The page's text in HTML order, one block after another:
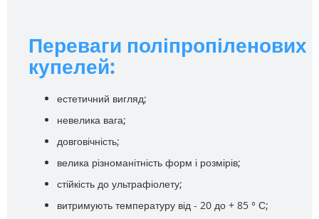
Переваги поліпропіленових
купелей:
естетичний вигляд;
невелика вага;
довговічність;
велика різноманітність форм і розмірів;
стійкість до ультрафіолету;
витримують температуру від - 20 до + 85 ° С;